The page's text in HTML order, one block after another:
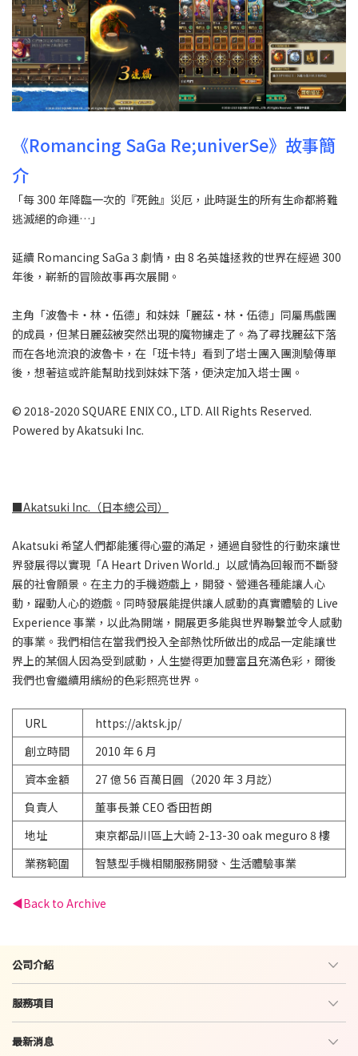
《Romancing SaGa Re;univerSe》故事簡
介
「每 300 年降臨一次的『死蝕』災厄，此時誕生的所有生命都將難
逃滅絕的命運…」
延續 Romancing SaGa 3 劇情，由 8 名英雄拯救的世界在經過 300
年後，嶄新的冒險故事再次展開。
主角「波魯卡・林・伍德」和妹妹「麗茲・林・伍德」同屬馬戲團
的成員，但某日麗茲被突然出現的魔物擄走了。為了尋找麗茲下落
而在各地流浪的波魯卡，在「班卡特」看到了塔士團入團測驗傳單
後，想著這或許能幫助找到妹妹下落，便決定加入塔士團。
© 2018-2020 SQUARE ENIX CO., LTD. All Rights Reserved.
Powered by Akatsuki Inc.
■Akatsuki Inc.（日本總公司）
Akatsuki 希望人們都能獲得心靈的滿足，通過自發性的行動來讓世
界發展得以實現「A Heart Driven World.」以感情為回報而不斷發
展的社會願景。在主力的手機遊戲上，開發、營運各種能讓人心
動，躍動人心的遊戲。同時發展能提供讓人感動的真實體驗的 Live
Experience 事業，以此為開端，開展更多能與世界聯繫並令人感動
的事業。我們相信在當我們投入全部熱忱所做出的成品一定能讓世
界上的某個人因為受到感動，人生變得更加豐富且充滿色彩，爾後
我們也會繼續用繽紛的色彩照亮世界。
URL
https://aktsk.jp/
創立時間
2010 年 6 月
資本金額
27 億 56 百萬日圓（2020 年 3 月訖）
負責人
董事長兼 CEO 香田哲朗
地址
東京都品川區上大崎 2-13-30 oak meguro 8 樓
業務範圍
智慧型手機相關服務開發、生活體驗事業
Back to Archive
公司介紹
服務項目
最新消息